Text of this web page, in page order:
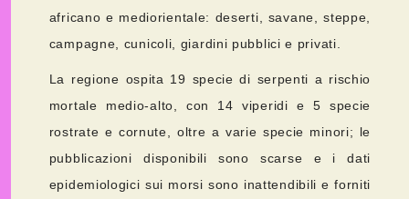
africano e mediorientale: deserti, savane, steppe,
campagne, cunicoli, giardini pubblici e privati.
La regione ospita 19 specie di serpenti a rischio
mortale medio-alto, con 14 viperidi e 5 specie
rostrate e cornute, oltre a varie specie minori; le
pubblicazioni disponibili sono scarse e i dati
epidemiologici sui morsi sono inattendibili e forniti